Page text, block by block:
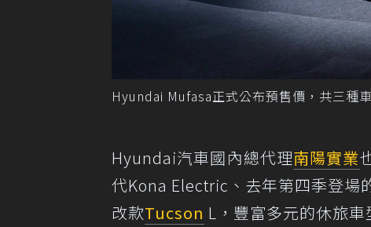
Hyundai Mufasa正式公布預售價，共三種
Hyundai汽車國內總代理南陽實業
代Kona Electric、去年第四季登場
改款Tucson L，豐富多元的休旅車